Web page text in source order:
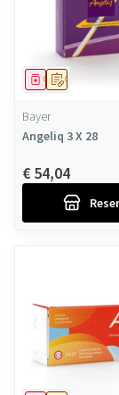
Op voorschrift
Geneesmiddel
Bayer
Angeliq 3 X 28
€ 54,04